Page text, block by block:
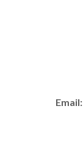
Email: